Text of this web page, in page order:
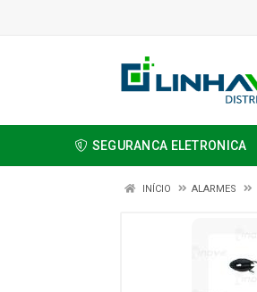
SEGURANCA ELETRONICA
INÍCIO ALARMES